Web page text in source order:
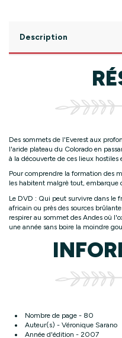
Description
Des sommets de l'Everest aux
l'aride plateau du Colorado en
à la découverte de ces lieux hostiles
Pour comprendre la formation des
les habitent malgrè tout, embarque
Le DVD : Qui peut survivre dans le
africain ou près des sources
respirer au sommet des Andes où
une année sans boire la moindre
Nombre de page - 80
Auteur(s) - Véronique Sarano
Année d'édition - 2007